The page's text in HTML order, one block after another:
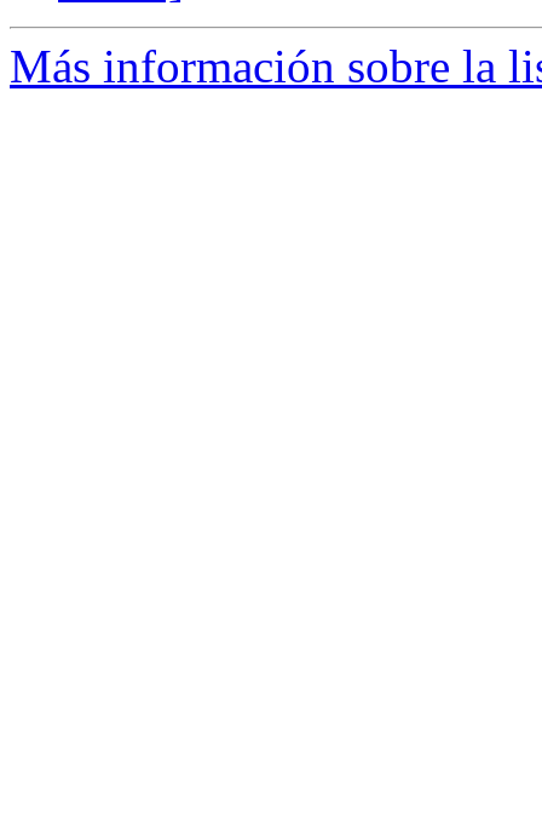
Más información sobre la